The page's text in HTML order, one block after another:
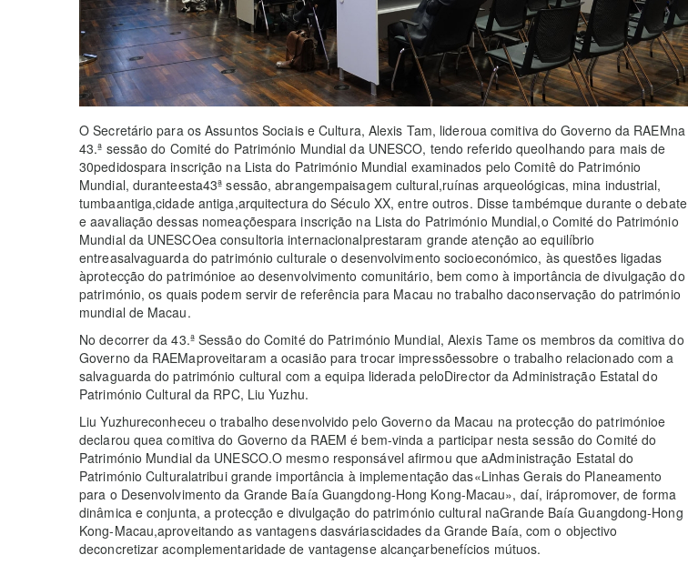
O Secretário para os Assuntos Sociais e Cultura, Alexis Tam, lideroua comitiva do Governo da RAEMna
43.ª sessão do Comité do Património Mundial da UNESCO, tendo referido queolhando para mais de
30pedidospara inscrição na Lista do Património Mundial examinados pelo Comitê do Património
Mundial, duranteesta43ª sessão, abrangempaisagem cultural,ruínas arqueológicas, mina industrial,
tumbaantiga,cidade antiga,arquitectura do Século XX, entre outros. Disse tambémque durante o debate
e aavaliação dessas nomeaçõespara inscrição na Lista do Património Mundial,o Comité do Património
Mundial da UNESCOea consultoria internacionalprestaram grande atenção ao equilíbrio
entreasalvaguarda do património culturale o desenvolvimento socioeconómico, às questões ligadas
àprotecção do patrimónioe ao desenvolvimento comunitário, bem como à importância de divulgação do
património, os quais podem servir de referência para Macau no trabalho daconservação do património
mundial de Macau.
No decorrer da 43.ª Sessão do Comité do Património Mundial, Alexis Tame os membros da comitiva do
Governo da RAEMaproveitaram a ocasião para trocar impressõessobre o trabalho relacionado com a
salvaguarda do património cultural com a equipa liderada peloDirector da Administração Estatal do
Património Cultural da RPC, Liu Yuzhu.
Liu Yuzhureconheceu o trabalho desenvolvido pelo Governo da Macau na protecção do patrimónioe
declarou quea comitiva do Governo da RAEM é bem-vinda a participar nesta sessão do Comité do
Património Mundial da UNESCO.O mesmo responsável afirmou que aAdministração Estatal do
Património Culturalatribui grande importância à implementação das«Linhas Gerais do Planeamento
para o Desenvolvimento da Grande Baía Guangdong-Hong Kong-Macau», daí, irápromover, de forma
dinâmica e conjunta, a protecção e divulgação do património cultural naGrande Baía Guangdong-Hong
Kong-Macau,aproveitando as vantagens dasváriascidades da Grande Baía, com o objectivo
deconcretizar acomplementaridade de vantagense alcançarbenefícios mútuos.